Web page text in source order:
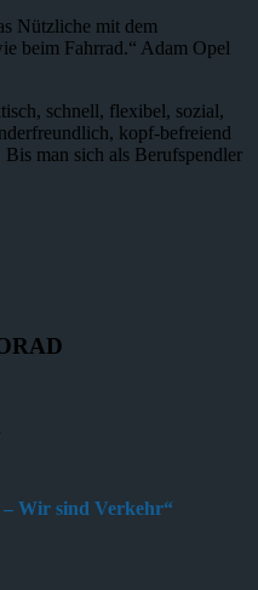
Nützliche mit dem
beim Fahrrad.“ Adam Opel
schnell, flexibel, sozial,
kopf-befreiend
man sich als Berufspendler
Wir sind Verkehr“